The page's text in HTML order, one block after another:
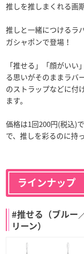
推しを推しまくれる画
推しと一緒につけるラ
ガシャポンで登場！
「推せる」「顔がい
る思いがそのままラバ
のストラップなどに付
ます。
価格は1回200円(税込)
で、推しを彩るのに持
ラインナップ
#推せる（ブルー
リーン）